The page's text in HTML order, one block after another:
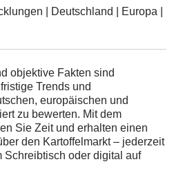
| Deutschland | Europa |
objektive Fakten sind
Trends und
europäischen und
zu bewerten. Mit dem
Sie Zeit und erhalten einen
den Kartoffelmarkt – jederzeit
Schreibtisch oder digital auf